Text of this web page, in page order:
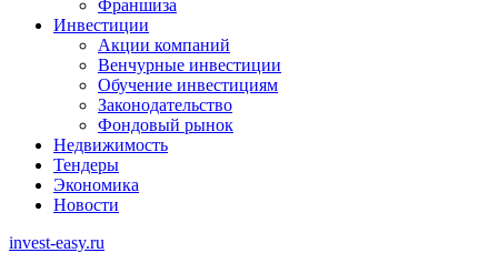
Франшиза
Инвестиции
Акции компаний
Венчурные инвестиции
Обучение инвестициям
Законодательство
Фондовый рынок
Недвижимость
Тендеры
Экономика
Новости
invest-easy.ru